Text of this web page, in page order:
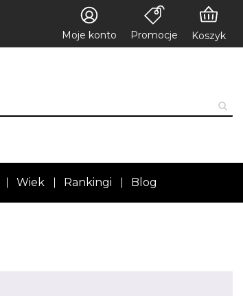
Moje konto Promocje Koszyk
Wiek Rankingi Blog